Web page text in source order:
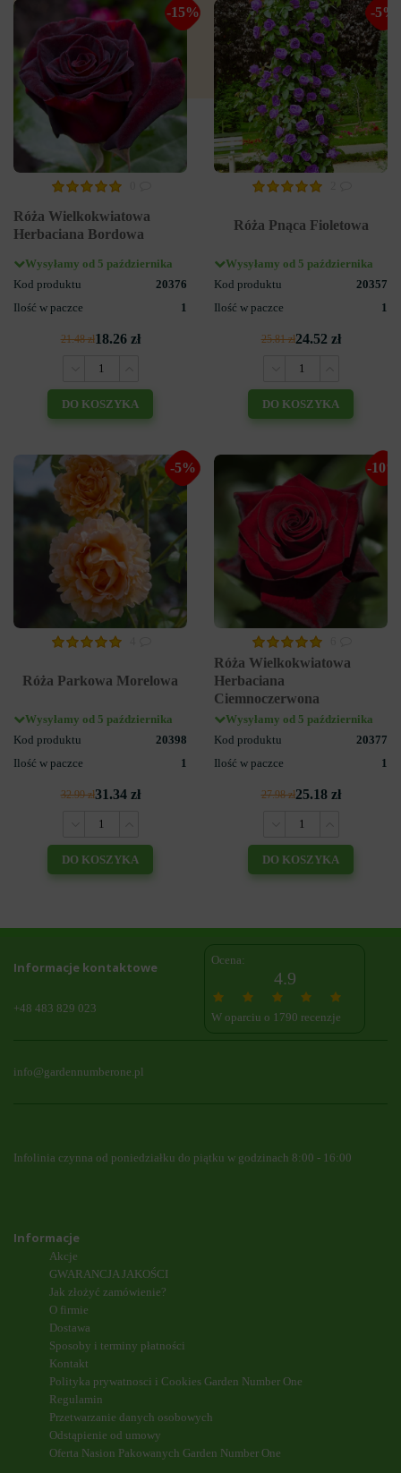
-15%
Róża Wielkokwiatowa
Herbaciana Bordowa
Wysyłamy od 5 października
Kod produktu
20376
Ilość w paczce
1
21.48 zł18.26 zł
DO KOSZYKA
-5%
Róża Pnąca Fioletowa
Wysyłamy od 5 października
Kod produktu
20357
Ilość w paczce
1
25.81 zł24.52 zł
DO KOSZYKA
-5%
Róża Parkowa Morelowa
Wysyłamy od 5 października
Kod produktu
20398
Ilość w paczce
1
32.99 zł31.34 zł
DO KOSZYKA
-10%
Róża Wielkokwiatowa
Herbaciana
Ciemnoczerwona
Wysyłamy od 5 października
Kod produktu
20377
Ilość w paczce
1
27.98 zł25.18 zł
DO KOSZYKA
Informacje kontaktowe
+48 483 829 023
Ocena:
4.9
W oparciu o 1790 recenzje
info@gardennumberone.pl
Infolinia czynna od poniedziałku do piątku w godzinach 8:00 - 16:00
Informacje
Akcje
GWARANCJA JAKOŚCI
Jak złożyć zamówienie?
O firmie
Dostawa
Sposoby i terminy płatności
Kontakt
Polityka prywatnosci i Cookies Garden Number One
Regulamin
Przetwarzanie danych osobowych
Odstąpienie od umowy
Oferta Nasion Pakowanych Garden Number One